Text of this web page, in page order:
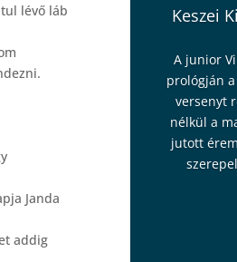
lévő láb
Janda
addig
Keszei
A junior
prológján
versenyt
nélkül a
jutott